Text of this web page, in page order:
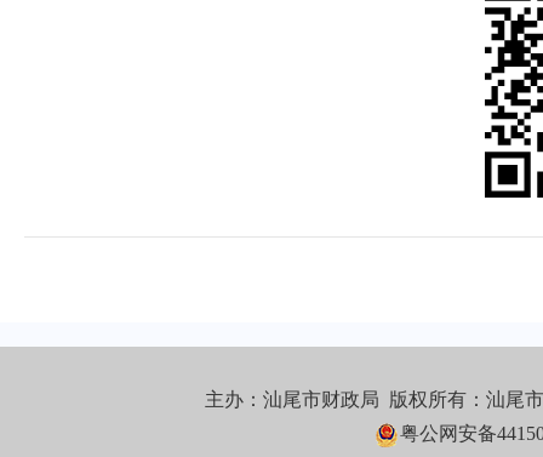
主办：汕尾市财政局 版权所有：汕尾
粤公网安备